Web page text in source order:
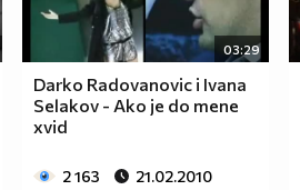
03:29
Darko Radovanovic i Ivana
Selakov - Ako je do mene
xvid
2 163 21.02.2010